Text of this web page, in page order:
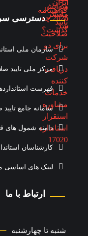
دسترسی
سازمان ملی
مرکز ملی تایید
فهرست
سامانه جامع
دامنه شمول های
کارشناسان
لینک های اساسی
ارتباط با ما
شنبه تا چهارشنبه